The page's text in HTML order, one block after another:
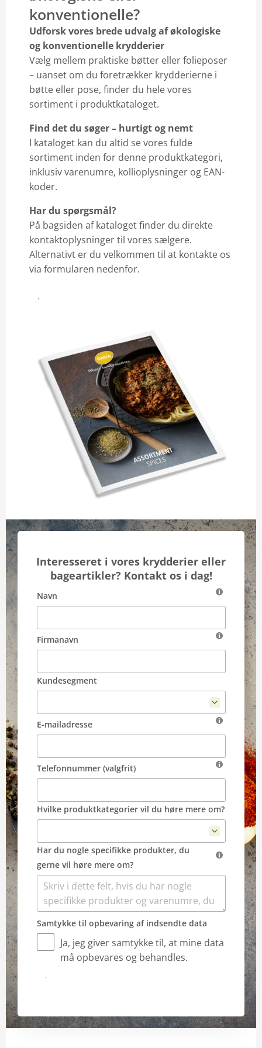
konventionelle?
Udforsk vores brede udvalg af økologiske
og konventionelle krydderier
Vælg mellem praktiske bøtter eller folieposer
– uanset om du foretrækker krydderierne i
bøtte eller pose, finder du hele vores
sortiment i produktkataloget.
Find det du søger – hurtigt og nemt
I kataloget kan du altid se vores fulde
sortiment inden for denne produktkategori,
inklusiv varenumre, kollioplysninger og EAN-
koder.
Har du spørgsmål?
På bagsiden af kataloget finder du direkte
kontaktoplysninger til vores sælgere.
Alternativt er du velkommen til at kontakte os
via formularen nedenfor.
Se vores produktkatalog her
Interesseret i vores krydderier eller
bageartikler? Kontakt os i dag!
Navn
Firmanavn
Kundesegment
E-mailadresse
Telefonnummer (valgfrit)
Hvilke produktkategorier vil du høre mere om?
Har du nogle specifikke produkter, du
gerne vil høre mere om?
Samtykke til opbevaring af indsendte data
Ja, jeg giver samtykke til, at mine data
må opbevares og behandles.
Indsend